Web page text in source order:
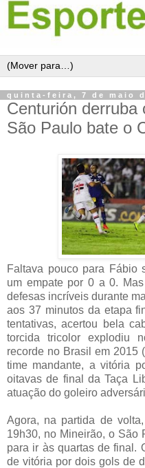
quinta-feira, 7 de maio
Centurión derruba
São Paulo bate o
Faltava pouco para Fábio
um empate por 0 a 0.
defesas incríveis durante
aos 37 minutos da etapa
tentativas, acertou bela
torcida tricolor explodiu
recorde no Brasil em 2015
time mandante, a vitória
oitavas de final da Taça
atuação do goleiro
Agora, na partida de
19h30, no Mineirão, o São
para ir às quartas de final.
de vitória por dois gols de